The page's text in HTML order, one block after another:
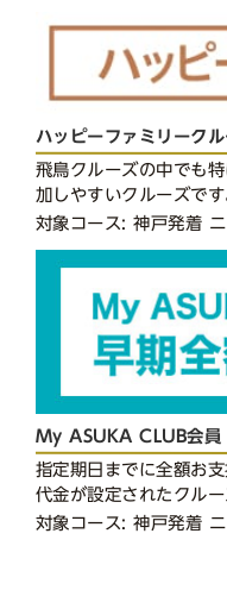
ハッピーファミリーク
飛鳥クルーズの中でも
加しやすいクルーズです
対象コース: 神戸発着
My ASUKA CLUB会員
指定期日までに全額お
代金が設定されたクルー
対象コース: 神戸発着